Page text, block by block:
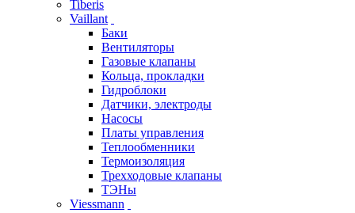
Tiberis
Vaillant
Баки
Вентиляторы
Газовые клапаны
Кольца, прокладки
Гидроблоки
Датчики, электроды
Насосы
Платы управления
Теплообменники
Термоизоляция
Трехходовые клапаны
ТЭНы
Viessmann